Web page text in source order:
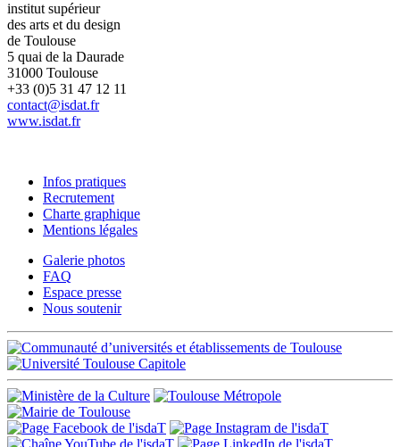
institut supérieur
des arts et du design
de Toulouse
5 quai de la Daurade
31000 Toulouse
+33 (0)5 31 47 12 11
contact@isdat.fr
www.isdat.fr
Infos pratiques
Recrutement
Charte graphique
Mentions légales
Galerie photos
FAQ
Espace presse
Nous soutenir